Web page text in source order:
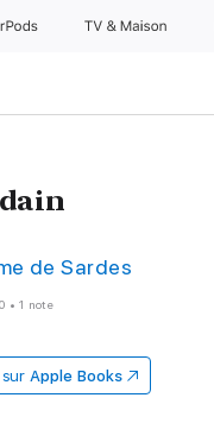
TV & Maison
de Sardes
•1 note
Apple Books